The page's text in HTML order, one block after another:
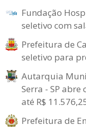
Fundação
seletivo com
Prefeitura de
seletivo para
Autarquia
Serra - SP
até R$
Prefeitura de